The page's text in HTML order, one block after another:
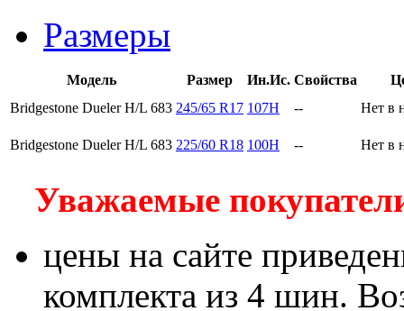
Размеры
Модель Размер Ин.Ис. Свойства
Bridgestone Dueler H/L 683 245/65 R17 107H -- Нет в
Bridgestone Dueler H/L 683 225/60 R18 100H -- Нет в
Уважаемые
цены на сайте
комплекта из 4 шин.